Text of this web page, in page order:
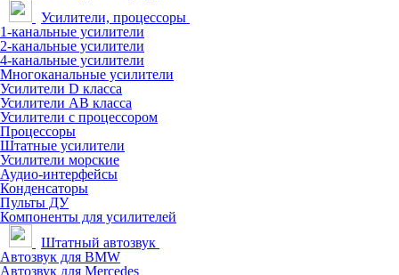
Усилители, процессоры
1-канальные усилители
2-канальные усилители
4-канальные усилители
Многоканальные усилители
Усилители D класса
Усилители АВ класса
Усилители с процессором
Процессоры
Штатные усилители
Усилители морские
Аудио-интерфейсы
Конденсаторы
Пульты ДУ
Компоненты для усилителей
Штатный автозвук
Автозвук для BMW
Автозвук для Mercedes